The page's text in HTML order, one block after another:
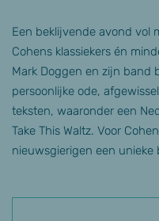
Een beklijvende avond vol
Cohens klassiekers én
Mark Doggen en zijn band
persoonlijke ode,
teksten, waaronder een
Take This Waltz. Voor
nieuwsgierigen een unieke